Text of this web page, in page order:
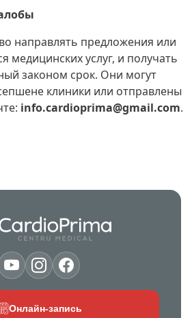
направлять предложения или
медицинских услуг, и получать
законом срок. Они могут
клиники или отправлены
info.cardioprima@gmail.com.
Онлайн-запись